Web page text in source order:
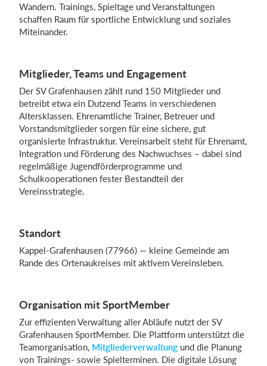
Wandern. Trainings, Spieltage und Veranstaltungen
schaffen Raum für sportliche Entwicklung und soziales
Miteinander.
Mitglieder, Teams und Engagement
Der SV Grafenhausen zählt rund 150 Mitglieder und
betreibt etwa ein Dutzend Teams in verschiedenen
Altersklassen. Ehrenamtliche Trainer, Betreuer und
Vorstandsmitglieder sorgen für eine sichere, gut
organisierte Infrastruktur. Vereinsarbeit steht für Ehrenamt,
Integration und Förderung des Nachwuchses – dabei sind
regelmäßige Jugendförderprogramme und
Schulkooperationen fester Bestandteil der
Vereinsstrategie.
Standort
Kappel‑Grafenhausen (77966) — kleine Gemeinde am
Rande des Ortenaukreises mit aktivem Vereinsleben.
Organisation mit SportMember
Zur effizienten Verwaltung aller Abläufe nutzt der SV
Grafenhausen SportMember. Die Plattform unterstützt die
Teamorganisation, Mitgliederverwaltung und die Planung
von Trainings- sowie Spielterminen. Die digitale Lösung